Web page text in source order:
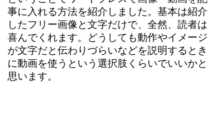
事に入れる方法を紹介しました。基本は紹介
したフリー画像と文字だけで、全然、読者は
喜んでくれます。どうしても動作やイメージ
が文字だと伝わりづらいなどを説明するとき
に動画を使うという選択肢くらいでいいかと
思います。